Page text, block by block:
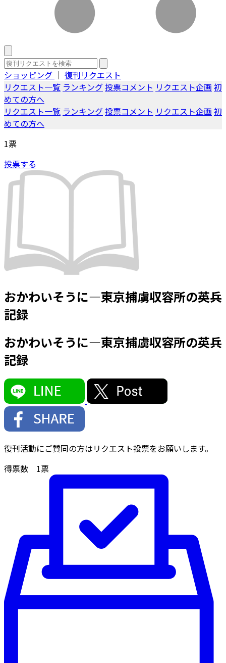
ショッピング ｜ 復刊リクエスト
リクエスト一覧 ランキング投票コメント リクエスト企画 初
めての方へ
リクエスト一覧 ランキング投票コメント リクエスト企画 初
めての方へ
1票
投票する
おかわいそうに―東京捕虜収容所の英兵
記録
おかわいそうに―東京捕虜収容所の英兵
記録
復刊活動にご賛同の方はリクエスト投票をお願いします。
得票数 1票